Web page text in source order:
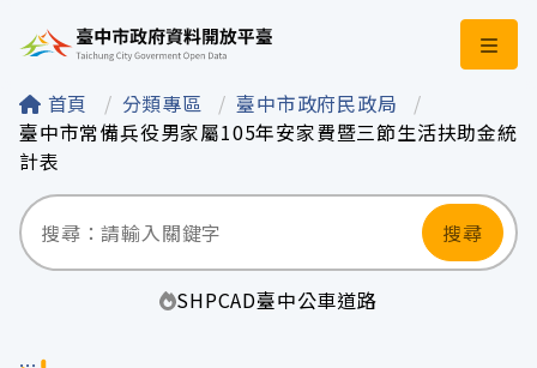
臺中市政府資料開
首頁 分類專區
臺中市政府民政局
臺中市常備兵役男家屬105年安家費暨三節生活扶助金統
計表
搜尋
SHPCAD臺中公車道路